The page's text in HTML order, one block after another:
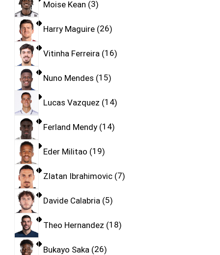
Moise Kean 3
Harry Maguire 26
Vitinha Ferreira 16
Nuno Mendes 15
Lucas Vazquez 14
Ferland Mendy 14
Eder Militao 19
Zlatan Ibrahimovic 7
Davide Calabria 5
Theo Hernandez 18
Bukayo Saka 26